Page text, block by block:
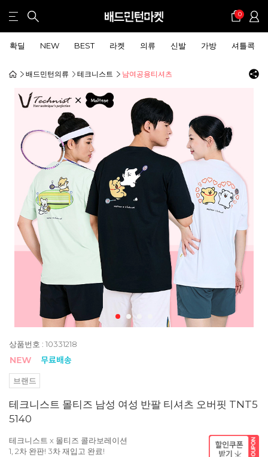
0
확딜 NEW BEST 라켓 의류 신발 가방 셔틀콕
배드민턴의류 테크니스트 남여공용티셔츠
상품번호 : 10331218
브랜드
테크니스트 몰티즈 남성 여성 반팔 티셔츠 오버핏 TNT5
5140
테크니스트 x 몰티즈 콜라보레이션
1, 2차 완판! 3차 재입고 완료!